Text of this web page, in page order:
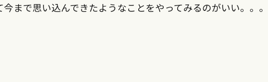
まで思い込んできたようなことをやってみるのがいい。。。